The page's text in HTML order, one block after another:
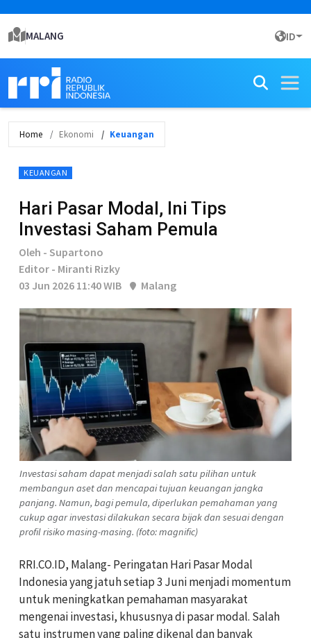
MALANG ID
Home Ekonomi Keuangan
KEUANGAN
Hari Pasar Modal, Ini Tips
Investasi Saham Pemula
Oleh - Supartono
Editor - Miranti Rizky
03 Jun 2026 11:40 WIB
Malang
Investasi saham dapat menjadi salah satu pilihan untuk
membangun aset dan mencapai tujuan keuangan jangka
panjang. Namun, bagi pemula, diperlukan pemahaman yang
cukup agar investasi dilakukan secara bijak dan sesuai dengan
profil risiko masing-masing. (foto: magnific)
RRI.CO.ID, Malang- Peringatan Hari Pasar Modal
Indonesia yang jatuh setiap 3 Juni menjadi momentum
untuk meningkatkan pemahaman masyarakat
mengenai investasi, khususnya di pasar modal. Salah
satu instrumen yang paling dikenal dan banyak